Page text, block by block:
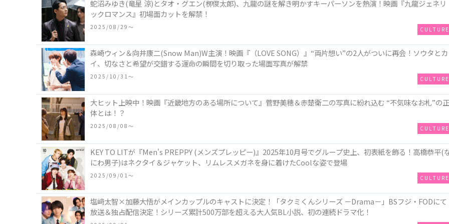
蛇沼みゆき(⻯星 涼)とタオ・グエン(栁俊太郎)、九⿓の謎を解き明かすキーパーソンを熱演！映画『九⿓ジェネリ
ックロマンス』初場⾯カットを解禁！
2025/08/29〜 CULTURE
森崎ウィン＆向井康二(Snow Man)W主演！映画『（LOVE SONG）』“両片想い”の2人がついに再会！ソウタとカ
イ、切なさと希望が交錯する運命の瞬間を切り取った場面写真が解禁
2025/10/31〜 CULTURE
大ヒット上映中！映画『近畿地方のある場所について』菅野美穂＆赤楚衛二の写真に紛れ込む “不気味なお札”の正
体とは！？
2025/08/08〜 CULTURE
KEY TO LITが『Men's PREPPY (メンズプレッピー)』2025年10月号でグループ史上、初表紙を飾る！高橋恭平(
にわ男子)はネクタイ＆ジャケット、リムレスメガネを身に着けたCoolな姿で登場
2025/09/01〜 CULTURE
塩﨑太智×加藤大悟がメインカップルのキャストに決定！「タクミくんシリーズ －Drama－」BSフジ・FODにて
放送＆独占配信決定！シリーズ累計500万部を超える大人気BL小説、初の連続ドラマ化！